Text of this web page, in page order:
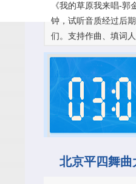
《我的草原我来唱-
钟，试听音质经过后
们。支持作曲、填词
北京平四舞曲